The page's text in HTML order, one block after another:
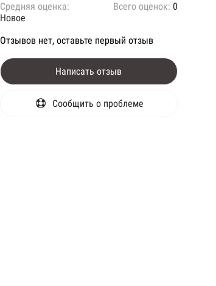
Средняя оценка:
Новое
Всего оценок: 0
Отзывов нет, оставьте первый отзыв
Написать отзыв
Сообщить о проблеме